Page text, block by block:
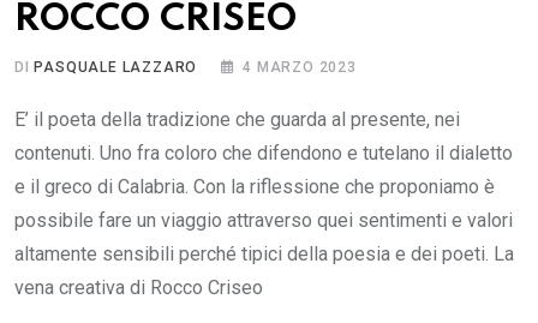
ROCCO CRISEO
DI PASQUALE LAZZARO 4 MARZO 2023
E’ il poeta della tradizione che guarda al presente, nei
contenuti. Uno fra coloro che difendono e tutelano il dialetto
e il greco di Calabria. Con la riflessione che proponiamo è
possibile fare un viaggio attraverso quei sentimenti e valori
altamente sensibili perché tipici della poesia e dei poeti. La
vena creativa di Rocco Criseo